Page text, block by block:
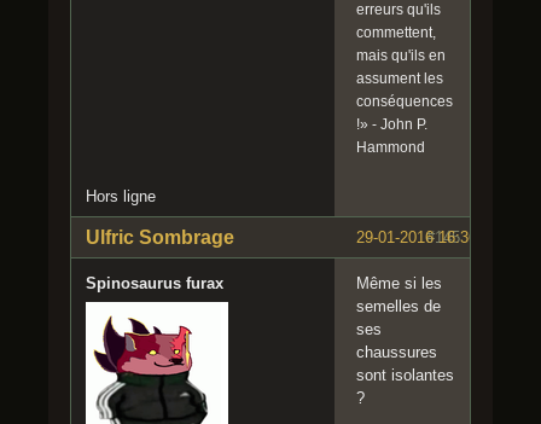
erreurs qu'ils
commettent,
mais qu'ils en
assument les
conséquences
!» - John P.
Hammond
Hors ligne
#145
29-01-2016 16:36:53
Ulfric Sombrage
Spinosaurus furax
Même si les
semelles de
ses
chaussures
sont isolantes
?